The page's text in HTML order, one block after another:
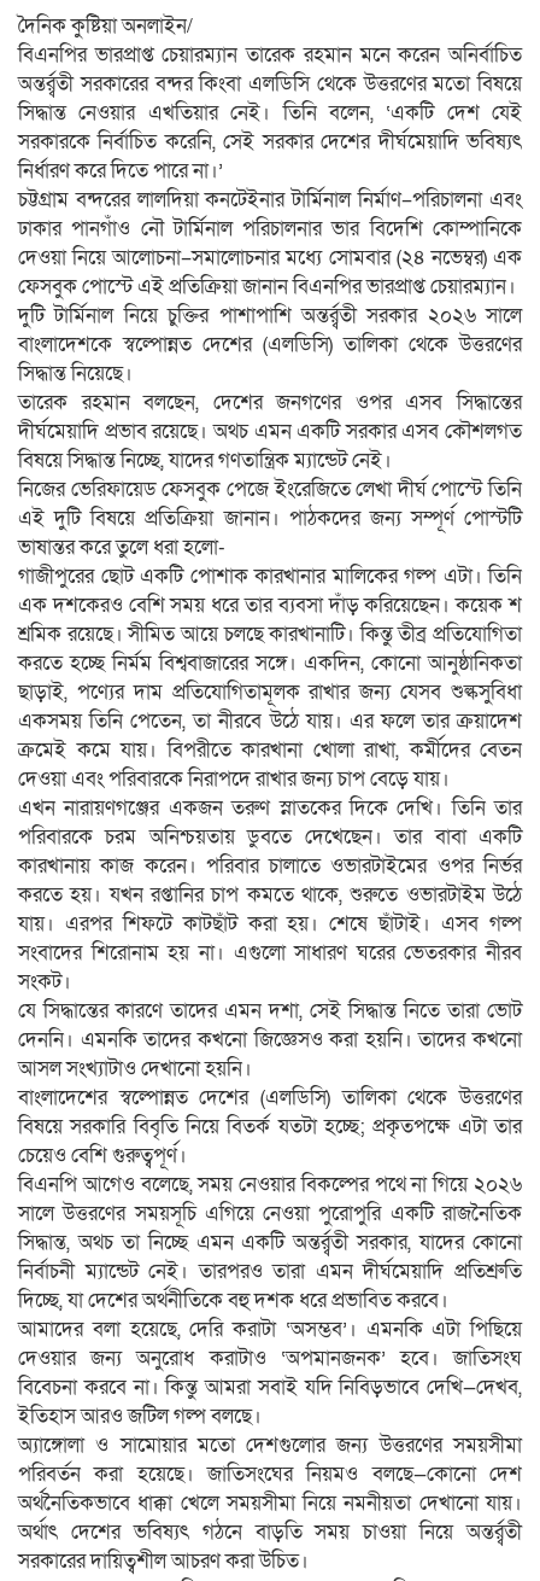
দৈনিক কুষ্টিয়া অনলাইন/
বিএনপির ভারপ্রাপ্ত চেয়ারম্যান তারেক রহমান মনে করেন অনির্বাচিত
অন্তর্র্বতী সরকারের বন্দর কিংবা এলডিসি থেকে উত্তরণের মতো বিষয়ে
সিদ্ধান্ত নেওয়ার এখতিয়ার নেই। তিনি বলেন, ‘একটি দেশ যেই
সরকারকে নির্বাচিত করেনি, সেই সরকার দেশের দীর্ঘমেয়াদি ভবিষ্যৎ
নির্ধারণ করে দিতে পারে না।’
চট্টগ্রাম বন্দরের লালদিয়া কনটেইনার টার্মিনাল নির্মাণ–পরিচালনা এবং
ঢাকার পানগাঁও নৌ টার্মিনাল পরিচালনার ভার বিদেশি কোম্পানিকে
দেওয়া নিয়ে আলোচনা–সমালোচনার মধ্যে সোমবার (২৪ নভেম্বর) এক
ফেসবুক পোস্টে এই প্রতিক্রিয়া জানান বিএনপির ভারপ্রাপ্ত চেয়ারম্যান।
দুটি টার্মিনাল নিয়ে চুক্তির পাশাপাশি অন্তর্র্বতী সরকার ২০২৬ সালে
বাংলাদেশকে স্বল্পোন্নত দেশের (এলডিসি) তালিকা থেকে উত্তরণের
সিদ্ধান্ত নিয়েছে।
তারেক রহমান বলছেন, দেশের জনগণের ওপর এসব সিদ্ধান্তের
দীর্ঘমেয়াদি প্রভাব রয়েছে। অথচ এমন একটি সরকার এসব কৌশলগত
বিষয়ে সিদ্ধান্ত নিচ্ছে, যাদের গণতান্ত্রিক ম্যান্ডেট নেই।
নিজের ভেরিফায়েড ফেসবুক পেজে ইংরেজিতে লেখা দীর্ঘ পোস্টে তিনি
এই দুটি বিষয়ে প্রতিক্রিয়া জানান। পাঠকদের জন্য সম্পূর্ণ পোস্টটি
ভাষান্তর করে তুলে ধরা হলো-
গাজীপুরের ছোট একটি পোশাক কারখানার মালিকের গল্প এটা। তিনি
এক দশকেরও বেশি সময় ধরে তার ব্যবসা দাঁড় করিয়েছেন। কয়েক শ
শ্রমিক রয়েছে। সীমিত আয়ে চলছে কারখানাটি। কিন্তু তীব্র প্রতিযোগিতা
করতে হচ্ছে নির্মম বিশ্ববাজারের সঙ্গে। একদিন, কোনো আনুষ্ঠানিকতা
ছাড়াই, পণ্যের দাম প্রতিযোগিতামূলক রাখার জন্য যেসব শুল্কসুবিধা
একসময় তিনি পেতেন, তা নীরবে উঠে যায়। এর ফলে তার ক্রয়াদেশ
ক্রমেই কমে যায়। বিপরীতে কারখানা খোলা রাখা, কর্মীদের বেতন
দেওয়া এবং পরিবারকে নিরাপদে রাখার জন্য চাপ বেড়ে যায়।
এখন নারায়ণগঞ্জের একজন তরুণ স্নাতকের দিকে দেখি। তিনি তার
পরিবারকে চরম অনিশ্চয়তায় ডুবতে দেখেছেন। তার বাবা একটি
কারখানায় কাজ করেন। পরিবার চালাতে ওভারটাইমের ওপর নির্ভর
করতে হয়। যখন রপ্তানির চাপ কমতে থাকে, শুরুতে ওভারটাইম উঠে
যায়। এরপর শিফটে কাটছাঁট করা হয়। শেষে ছাঁটাই। এসব গল্প
সংবাদের শিরোনাম হয় না। এগুলো সাধারণ ঘরের ভেতরকার নীরব
সংকট।
যে সিদ্ধান্তের কারণে তাদের এমন দশা, সেই সিদ্ধান্ত নিতে তারা ভোট
দেননি। এমনকি তাদের কখনো জিজ্ঞেসও করা হয়নি। তাদের কখনো
আসল সংখ্যাটাও দেখানো হয়নি।
বাংলাদেশের স্বল্পোন্নত দেশের (এলডিসি) তালিকা থেকে উত্তরণের
বিষয়ে সরকারি বিবৃতি নিয়ে বিতর্ক যতটা হচ্ছে; প্রকৃতপক্ষে এটা তার
চেয়েও বেশি গুরুত্বপূর্ণ।
বিএনপি আগেও বলেছে, সময় নেওয়ার বিকল্পের পথে না গিয়ে ২০২৬
সালে উত্তরণের সময়সূচি এগিয়ে নেওয়া পুরোপুরি একটি রাজনৈতিক
সিদ্ধান্ত, অথচ তা নিচ্ছে এমন একটি অন্তর্র্বতী সরকার, যাদের কোনো
নির্বাচনী ম্যান্ডেট নেই। তারপরও তারা এমন দীর্ঘমেয়াদি প্রতিশ্রুতি
দিচ্ছে, যা দেশের অর্থনীতিকে বহু দশক ধরে প্রভাবিত করবে।
আমাদের বলা হয়েছে, দেরি করাটা ‘অসম্ভব’। এমনকি এটা পিছিয়ে
দেওয়ার জন্য অনুরোধ করাটাও ‘অপমানজনক’ হবে। জাতিসংঘ
বিবেচনা করবে না। কিন্তু আমরা সবাই যদি নিবিড়ভাবে দেখি—দেখব,
ইতিহাস আরও জটিল গল্প বলছে।
অ্যাঙ্গোলা ও সামোয়ার মতো দেশগুলোর জন্য উত্তরণের সময়সীমা
পরিবর্তন করা হয়েছে। জাতিসংঘের নিয়মও বলছে—কোনো দেশ
অর্থনৈতিকভাবে ধাক্কা খেলে সময়সীমা নিয়ে নমনীয়তা দেখানো যায়।
অর্থাৎ দেশের ভবিষ্যৎ গঠনে বাড়তি সময় চাওয়া নিয়ে অন্তর্র্বতী
সরকারের দায়িত্বশীল আচরণ করা উচিত।